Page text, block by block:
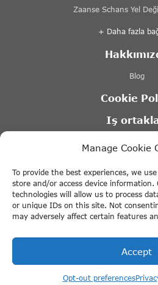
Manage Cookie
To provide the best experiences, we
store and/or access device information.
technologies will allow us to process
or unique IDs on this site. Not
may adversely affect certain features
Accept
Opt-out preferences
Zaanse Schans Yel
+ Daha fazla
Blog
Cookie
Iş
Lovers Kanal Turları
Tours & Tickets
Canal Motorboats –
+ Daha fazla
© 2026